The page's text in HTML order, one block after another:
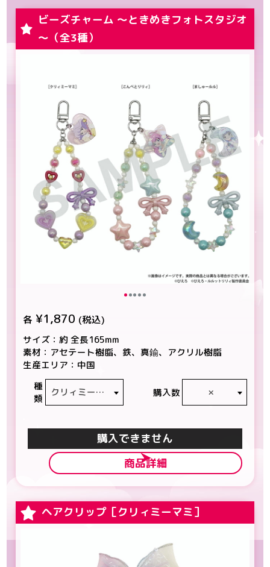
ビーズチャーム ～ときめきフォトスタジオ
～（全3種）
各 ¥1,870 (税込)
サイズ：約 全長165mm
素材：アセテート樹脂、鉄、真鍮、アクリル樹脂
生産エリア：中国
種
類
クリィミーマミ 購入数 ×
カートに入れる
商品詳細
ヘアクリップ［クリィミーマミ］